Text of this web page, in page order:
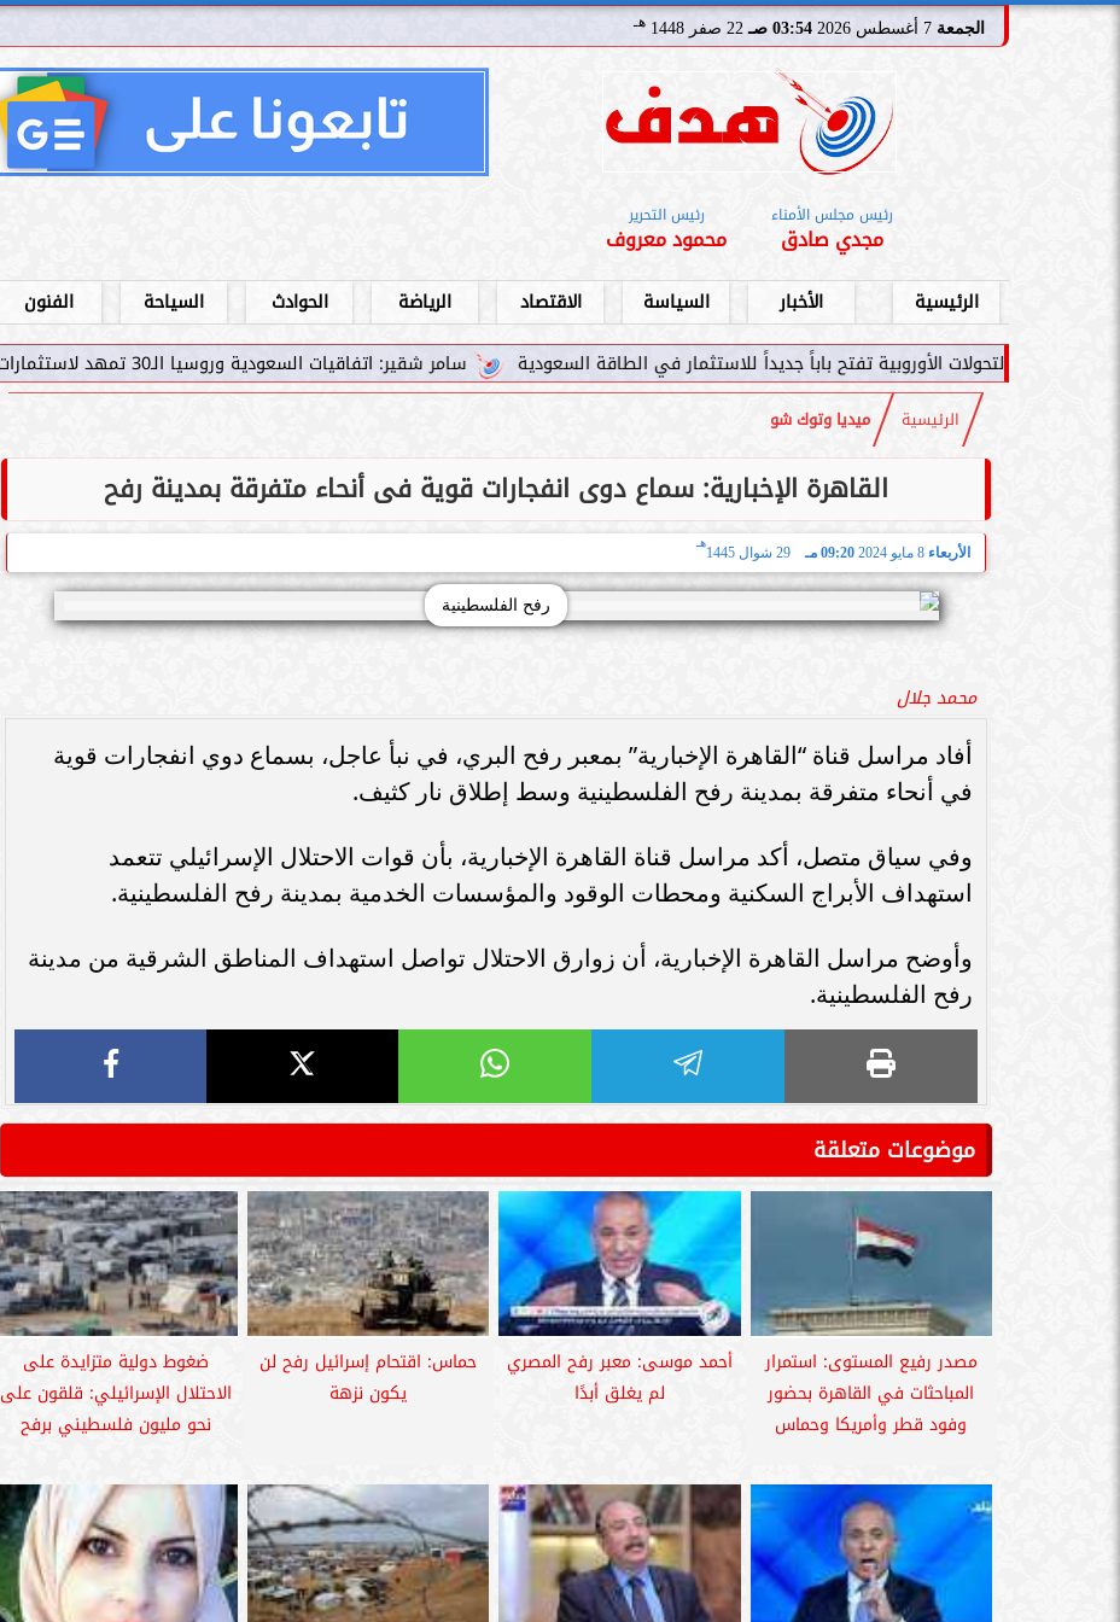
الجمعة 03:54 صـ 22 صفر 1448 هـ
رئيس مجلس الأمناء
مجدي صادق
رئيس التحرير
محمود معروف
الرئيسية الأخبار السياسة الاقتصاد الرياضة الحوادث السياحة الفنون
سامر شقير: اتفاقيات السعودية وروسيا الـ30 تمهد لاستثمارات استراتيجية واعدة في رؤية... الأوروبية تفتح باباً جديداً للاستثمار في الطاقة السعودية
الرئيسية ميديا وتوك شو
القاهرة الإخبارية: سماع دوى انفجارات قوية فى أنحاء متفرقة بمدينة رفح
الأربعاء 8 مايو 2024 09:20 مـ 29 شوال 1445
هـ
رفح الفلسطينية
محمد جلال
أفاد مراسل قناة “القاهرة الإخبارية” بمعبر رفح البري، في نبأ عاجل، بسماع دوي انفجارات قوية
في أنحاء متفرقة بمدينة رفح الفلسطينية وسط إطلاق نار كثيف.
وفي سياق متصل، أكد مراسل قناة القاهرة الإخبارية، بأن قوات الاحتلال الإسرائيلي تتعمد
استهداف الأبراج السكنية ومحطات الوقود والمؤسسات الخدمية بمدينة رفح الفلسطينية.
وأوضح مراسل القاهرة الإخبارية، أن زوارق الاحتلال تواصل استهداف المناطق الشرقية من مدينة
رفح الفلسطينية.
موضوعات متعلقة
مصدر رفيع المستوى: استمرار
المباحثات في القاهرة بحضور
وفود قطر وأمريكا وحماس
أحمد موسى: معبر رفح المصري
لم يغلق أبدًا
حماس: اقتحام إسرائيل رفح لن
يكون نزهة
ضغوط دولية متزايدة على
الاحتلال الإسرائيلي: قلقون على
نحو مليون فلسطيني برفح